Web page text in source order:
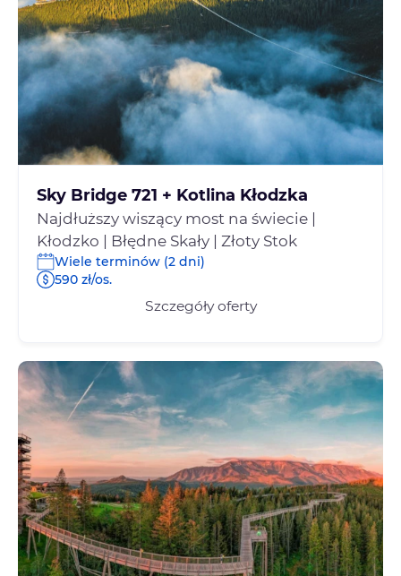
Sky Bridge 721 + Kotlina Kłodzka
Najdłuższy wiszący most na świecie |
Kłodzko | Błędne Skały | Złoty Stok
Wiele terminów (2 dni)
590 zł/os.
Szczegóły oferty